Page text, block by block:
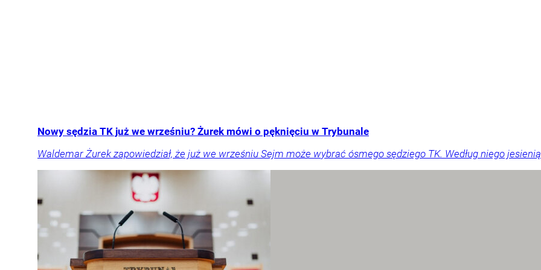
Nowy sędzia TK już we wrześniu? Żurek mówi o pęknięciu w Trybunale
Waldemar Żurek zapowiedział, że już we wrześniu Sejm może wybrać ósmego sędziego TK. Według niego jesienią